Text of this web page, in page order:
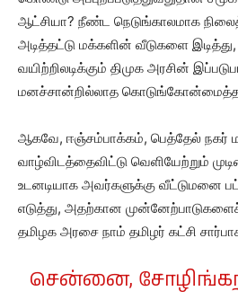
ஆட்சியா? நீண்ட நெடுங்காலமாக
அடித்தட்டு மக்களின் வீடுகளை
வயிற்றிலடிக்கும் திமுக அரசின்
மனச்சான்றில்லாத
ஆகவே, ஈஞ்சம்பாக்கம், பெத்தேல் நகர்
வாழ்விடத்தைவிட்டு வெளியேற்றும்
உடனடியாக அவர்களுக்கு வீட்டுமனை
எடுத்து, அதற்கான
தமிழக அரசை நாம் தமிழர் கட்சி
சென்னை,